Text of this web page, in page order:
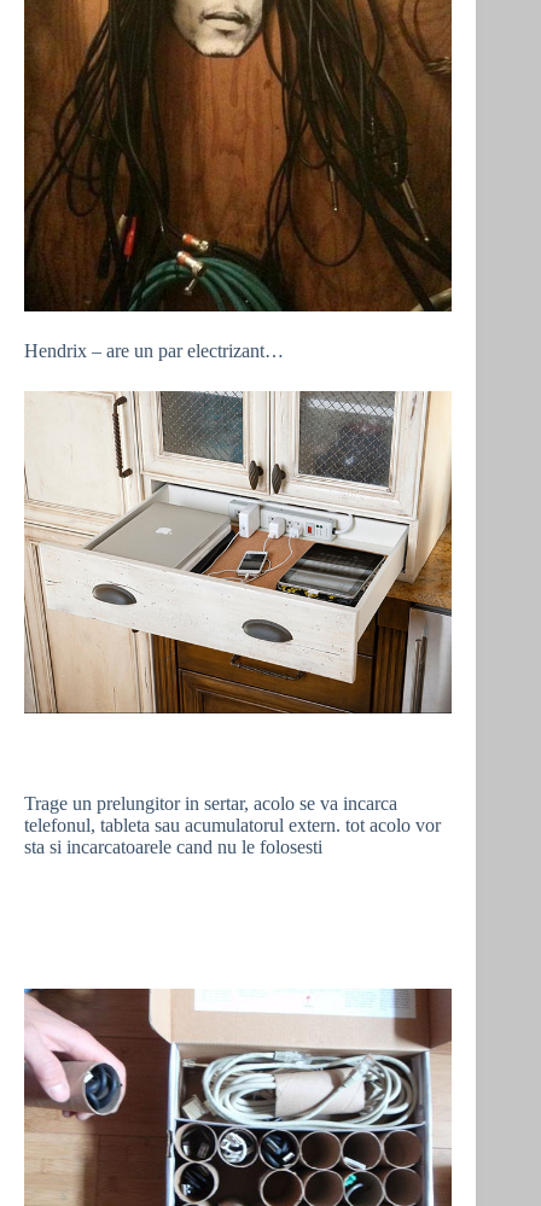
Hendrix – are un par electrizant…
Trage un prelungitor in sertar, acolo se va incarca
telefonul, tableta sau acumulatorul extern. tot acolo vor
sta si incarcatoarele cand nu le folosesti